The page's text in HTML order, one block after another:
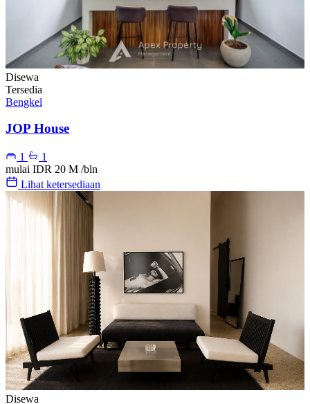
Disewa
Tersedia
Bengkel
JOP House
1
1
mulai IDR 20 M /bln
Lihat ketersediaan
Disewa